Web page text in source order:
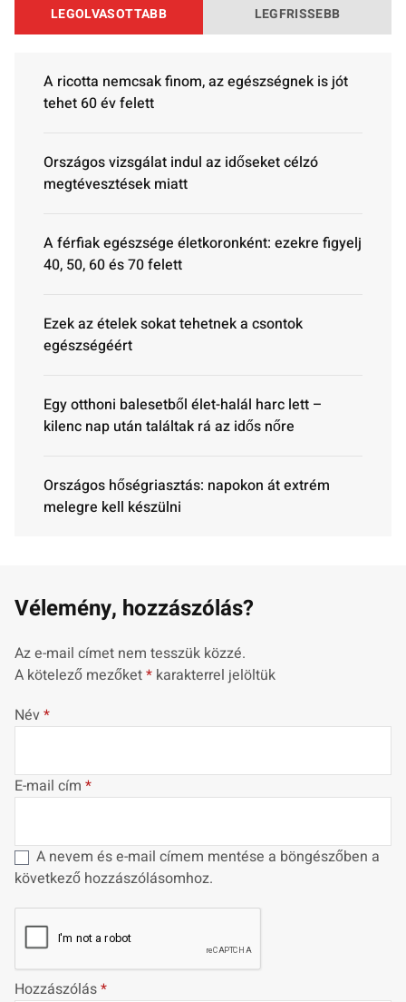
LEGOLVASOTTABB LEGFRISSEBB
A ricotta nemcsak finom, az egészségnek is jót
tehet 60 év felett
Országos vizsgálat indul az időseket célzó
megtévesztések miatt
A férfiak egészsége életkoronként: ezekre figyelj
40, 50, 60 és 70 felett
Ezek az ételek sokat tehetnek a csontok
egészségéért
Egy otthoni balesetből élet-halál harc lett –
kilenc nap után találtak rá az idős nőre
Országos hőségriasztás: napokon át extrém
melegre kell készülni
Vélemény, hozzászólás?
Az e-mail címet nem tesszük közzé.
A kötelező mezőket* karakterrel jelöltük
Név*
E-mail cím *
A nevem és e-mail címem mentése a böngészőben a
következő hozzászólásomhoz.
Hozzászólás*